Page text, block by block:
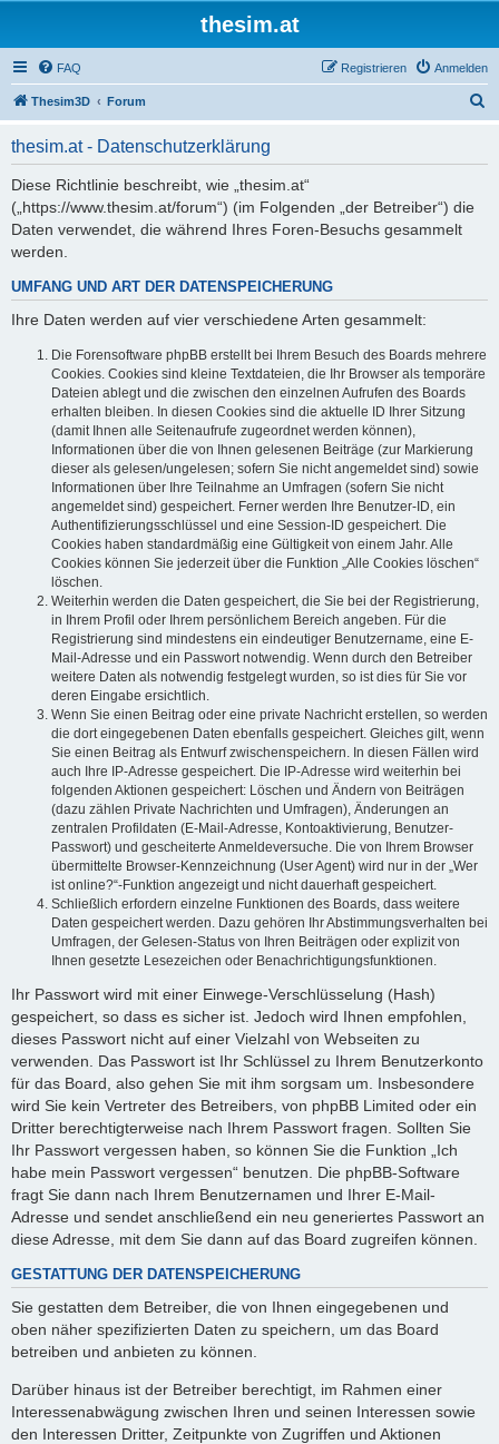
thesim.at
FAQ Anmelden
Registrieren
Thesim3D Forum
thesim.at - Datenschutzerklärung
Diese Richtlinie beschreibt, wie „thesim.at“
(„https://www.thesim.at/forum“) (im Folgenden „der Betreiber“) die
Daten verwendet, die während Ihres Foren-Besuchs gesammelt
werden.
UMFANG UND ART DER DATENSPEICHERUNG
Ihre Daten werden auf vier verschiedene Arten gesammelt:
Die Forensoftware phpBB erstellt bei Ihrem Besuch des Boards mehrere
Cookies. Cookies sind kleine Textdateien, die Ihr Browser als temporäre
Dateien ablegt und die zwischen den einzelnen Aufrufen des Boards
erhalten bleiben. In diesen Cookies sind die aktuelle ID Ihrer Sitzung
(damit Ihnen alle Seitenaufrufe zugeordnet werden können),
Informationen über die von Ihnen gelesenen Beiträge (zur Markierung
dieser als gelesen/ungelesen; sofern Sie nicht angemeldet sind) sowie
Informationen über Ihre Teilnahme an Umfragen (sofern Sie nicht
angemeldet sind) gespeichert. Ferner werden Ihre Benutzer-ID, ein
Authentifizierungsschlüssel und eine Session-ID gespeichert. Die
Cookies haben standardmäßig eine Gültigkeit von einem Jahr. Alle
Cookies können Sie jederzeit über die Funktion „Alle Cookies löschen“
löschen.
Weiterhin werden die Daten gespeichert, die Sie bei der Registrierung,
in Ihrem Profil oder Ihrem persönlichem Bereich angeben. Für die
Registrierung sind mindestens ein eindeutiger Benutzername, eine E-
Mail-Adresse und ein Passwort notwendig. Wenn durch den Betreiber
weitere Daten als notwendig festgelegt wurden, so ist dies für Sie vor
deren Eingabe ersichtlich.
Wenn Sie einen Beitrag oder eine private Nachricht erstellen, so werden
die dort eingegebenen Daten ebenfalls gespeichert. Gleiches gilt, wenn
Sie einen Beitrag als Entwurf zwischenspeichern. In diesen Fällen wird
auch Ihre IP-Adresse gespeichert. Die IP-Adresse wird weiterhin bei
folgenden Aktionen gespeichert: Löschen und Ändern von Beiträgen
(dazu zählen Private Nachrichten und Umfragen), Änderungen an
zentralen Profildaten (E-Mail-Adresse, Kontoaktivierung, Benutzer-
Passwort) und gescheiterte Anmeldeversuche. Die von Ihrem Browser
übermittelte Browser-Kennzeichnung (User Agent) wird nur in der „Wer
ist online?“-Funktion angezeigt und nicht dauerhaft gespeichert.
Schließlich erfordern einzelne Funktionen des Boards, dass weitere
Daten gespeichert werden. Dazu gehören Ihr Abstimmungsverhalten bei
Umfragen, der Gelesen-Status von Ihren Beiträgen oder explizit von
Ihnen gesetzte Lesezeichen oder Benachrichtigungsfunktionen.
Ihr Passwort wird mit einer Einwege-Verschlüsselung (Hash)
gespeichert, so dass es sicher ist. Jedoch wird Ihnen empfohlen,
dieses Passwort nicht auf einer Vielzahl von Webseiten zu
verwenden. Das Passwort ist Ihr Schlüssel zu Ihrem Benutzerkonto
für das Board, also gehen Sie mit ihm sorgsam um. Insbesondere
wird Sie kein Vertreter des Betreibers, von phpBB Limited oder ein
Dritter berechtigterweise nach Ihrem Passwort fragen. Sollten Sie
Ihr Passwort vergessen haben, so können Sie die Funktion „Ich
habe mein Passwort vergessen“ benutzen. Die phpBB-Software
fragt Sie dann nach Ihrem Benutzernamen und Ihrer E-Mail-
Adresse und sendet anschließend ein neu generiertes Passwort an
diese Adresse, mit dem Sie dann auf das Board zugreifen können.
GESTATTUNG DER DATENSPEICHERUNG
Sie gestatten dem Betreiber, die von Ihnen eingegebenen und
oben näher spezifizierten Daten zu speichern, um das Board
betreiben und anbieten zu können.
Darüber hinaus ist der Betreiber berechtigt, im Rahmen einer
Interessenabwägung zwischen Ihren und seinen Interessen sowie
den Interessen Dritter, Zeitpunkte von Zugriffen und Aktionen